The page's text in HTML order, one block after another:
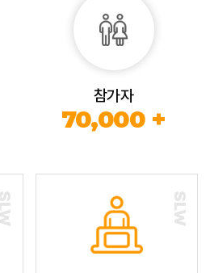
참가자
70,000 +